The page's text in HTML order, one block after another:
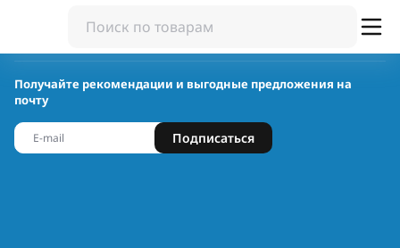
Получайте рекомендации и выгодные предложения на
почту
Подписаться